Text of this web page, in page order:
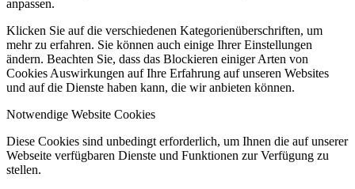
anpassen.
Klicken Sie auf die verschiedenen Kategorienüberschriften, um
mehr zu erfahren. Sie können auch einige Ihrer Einstellungen
ändern. Beachten Sie, dass das Blockieren einiger Arten von
Cookies Auswirkungen auf Ihre Erfahrung auf unseren Websites
und auf die Dienste haben kann, die wir anbieten können.
Notwendige Website Cookies
Diese Cookies sind unbedingt erforderlich, um Ihnen die auf unserer
Webseite verfügbaren Dienste und Funktionen zur Verfügung zu
stellen.